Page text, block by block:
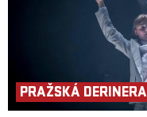
PRAŽSKÁ DERINERA